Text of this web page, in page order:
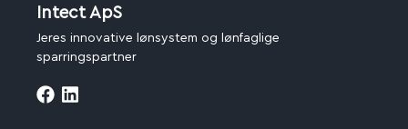
Intect ApS
Jeres innovative lønsystem og lønfaglige
sparringspartner